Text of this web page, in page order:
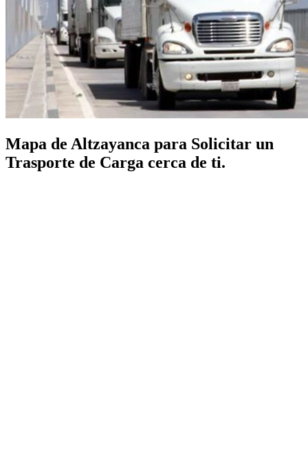
Mapa de Altzayanca para Solicitar un
Trasporte de Carga cerca de ti.